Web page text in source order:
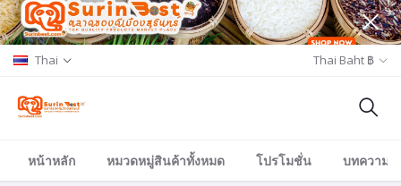
Thai Thai Baht ฿
หน้าหลัก หมวดหมู่สินค้าทั้งหมด โปรโมชั่น บทความ/